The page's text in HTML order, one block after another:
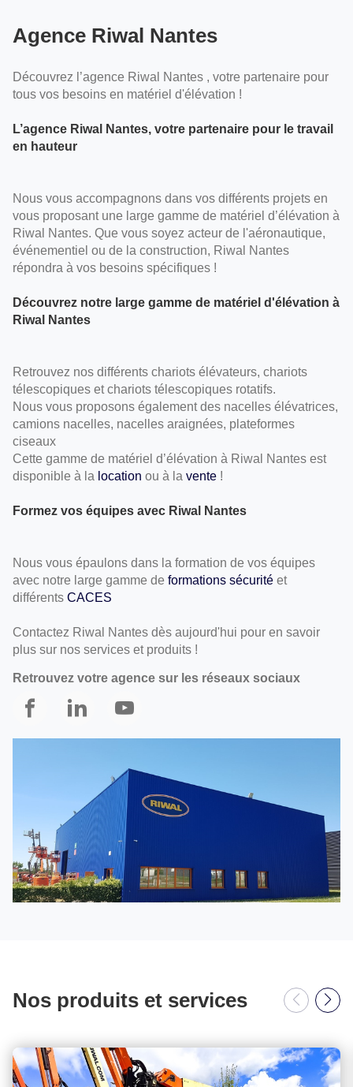
Nantes
Agence Riwal Nantes
Découvrez l’agence Riwal Nantes , votre partenaire pour
tous vos besoins en matériel d'élévation !
L’agence Riwal Nantes, votre partenaire pour le travail
en hauteur
Nous vous accompagnons dans vos différents projets en
vous proposant une large gamme de matériel d’élévation à
Riwal Nantes. Que vous soyez acteur de l'aéronautique,
événementiel ou de la construction, Riwal Nantes
répondra à vos besoins spécifiques !
Découvrez notre large gamme de matériel d'élévation à
Riwal Nantes
Retrouvez nos différents chariots élévateurs, chariots
télescopiques et chariots télescopiques rotatifs.
Nous vous proposons également des nacelles élévatrices,
camions nacelles, nacelles araignées, plateformes
ciseaux
Cette gamme de matériel d’élévation à Riwal Nantes est
disponible à la location ou à la vente !
Formez vos équipes avec Riwal Nantes
Nous vous épaulons dans la formation de vos équipes
avec notre large gamme de formations sécurité et
différents CACES
Contactez Riwal Nantes dès aujourd'hui pour en savoir
plus sur nos services et produits !
Retrouvez votre agence sur les réseaux sociaux
Riwal RiwalRiwal
Nos produits et services